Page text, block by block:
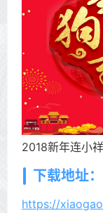
2018新年连小
下载地址：
https://